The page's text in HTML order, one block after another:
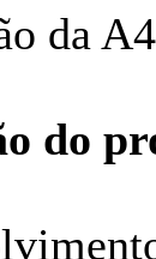
da A4
do